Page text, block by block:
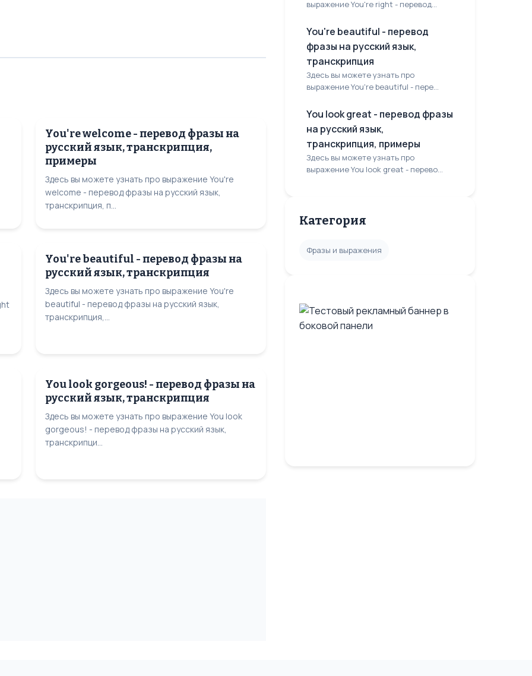
You're welcome - перевод фразы на
русский язык, транскрипция,
примеры
Здесь вы можете узнать про выражение You're
welcome - перевод фразы на русский язык,
транскрипция, п...
You're beautiful - перевод фразы на
русский язык, транскрипция
Здесь вы можете узнать про выражение You're
beautiful - перевод фразы на русский язык,
транскрипция,...
You look gorgeous! - перевод фразы на
русский язык, транскрипция
Здесь вы можете узнать про выражение You look
gorgeous! - перевод фразы на русский язык,
транскрипци...
выражение You're right - перевод...
You're beautiful - перевод
фразы на русский язык,
транскрипция
Здесь вы можете узнать про
выражение You're beautiful - пере...
You look great - перевод фразы
на русский язык,
транскрипция, примеры
Здесь вы можете узнать про
выражение You look great - перево...
Категория
Фразы и выражения